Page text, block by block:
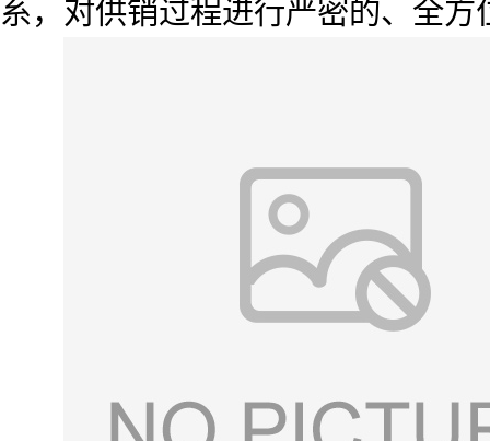
系，对供销过程进行严密的、全